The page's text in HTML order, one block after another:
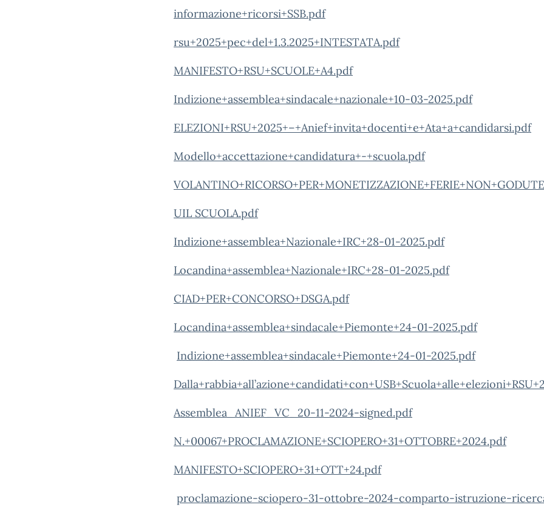
informazione+ricorsi+SSB.pdf
rsu+2025+pec+del+1.3.2025+INTESTATA.pdf
MANIFESTO+RSU+SCUOLE+A4.pdf
Indizione+assemblea+sindacale+nazionale+10-03-2025.pdf
ELEZIONI+RSU+2025+–+Anief+invita+docenti+e+Ata+a+candidarsi.pdf
Modello+accettazione+candidatura+-+scuola.pdf
UIL SCUOLA.pdf
Indizione+assemblea+Nazionale+IRC+28-01-2025.pdf
Locandina+assemblea+Nazionale+IRC+28-01-2025.pdf
CIAD+PER+CONCORSO+DSGA.pdf
Locandina+assemblea+sindacale+Piemonte+24-01-2025.pdf
Indizione+assemblea+sindacale+Piemonte+24-01-2025.pdf
Assemblea_ANIEF_VC_20-11-2024-signed.pdf
N.+00067+PROCLAMAZIONE+SCIOPERO+31+OTTOBRE+2024.pdf
MANIFESTO+SCIOPERO+31+OTT+24.pdf
proclamazione-sciopero-31-ottobre-2024-comparto-istruzione-